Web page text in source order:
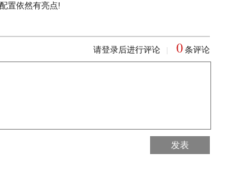
置依然有亮点!
请登录后进行评论 0条评论
发表
回到首页